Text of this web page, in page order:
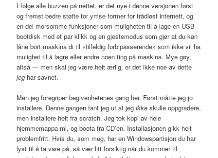
I følge alle buzzen på nettet, er det nye i denne versjonen først
og fremst bedre støtte for ymse former for trådløst internett, og
en del morsomme funksjoner som muligheten til å lage en USB
bootdisk med et par klikk og en gjestemodus som gjør at du kan
låne bort maskina di til «tilfeldig forbipasserende» som ikke vil ha
mulighet til å lagre eller endre noen ting på maskina. Mye gøy,
altså — men skal jeg være helt ærlig, er det ikke noe av dette
jeg har savnet.
Men jeg foregriper begivenhetenes gang her. Først måtte jeg jo
installere. Denne gangen fant jeg ut at jegikke skulle oppgradere,
men installere helt fra scratch. Jeg tok kopi av hele
hjemmemappa mi, og boota fra CD’en. Installasjonen gikk helt
problemfritt. Hvis du, som meg, har en Windowspartisjon du har
lyst til å ta vare på, så vær litt forsiktig når du kommer til